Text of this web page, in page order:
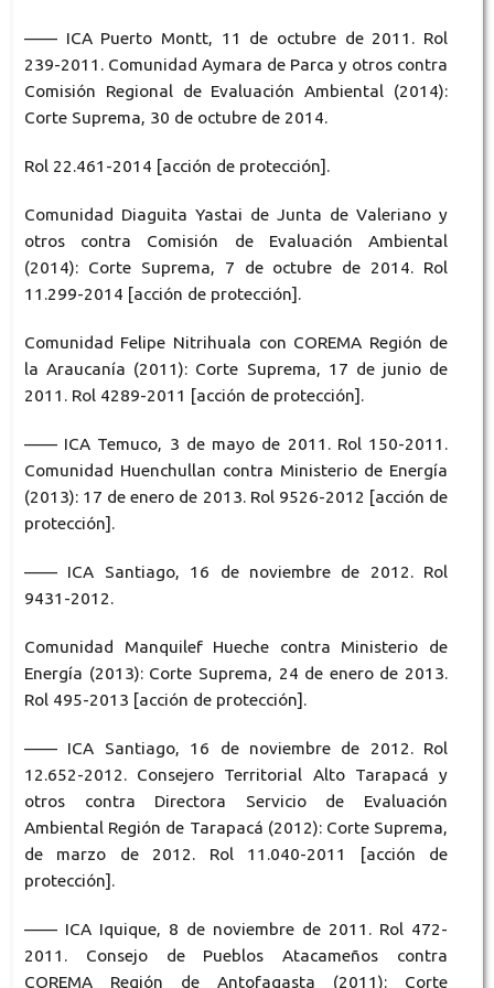
—— ICA Puerto Montt, 11 de octubre de 2011. Rol
239-2011. Comunidad Aymara de Parca y otros contra
Comisión Regional de Evaluación Ambiental (2014):
Corte Suprema, 30 de octubre de 2014.
Rol 22.461-2014 [acción de protección].
Comunidad Diaguita Yastai de Junta de Valeriano y
otros contra Comisión de Evaluación Ambiental
(2014): Corte Suprema, 7 de octubre de 2014. Rol
11.299-2014 [acción de protección].
Comunidad Felipe Nitrihuala con COREMA Región de
la Araucanía (2011): Corte Suprema, 17 de junio de
2011. Rol 4289-2011 [acción de protección].
—— ICA Temuco, 3 de mayo de 2011. Rol 150-2011.
Comunidad Huenchullan contra Ministerio de Energía
(2013): 17 de enero de 2013. Rol 9526-2012 [acción de
protección].
—— ICA Santiago, 16 de noviembre de 2012. Rol
9431-2012.
Comunidad Manquilef Hueche contra Ministerio de
Energía (2013): Corte Suprema, 24 de enero de 2013.
Rol 495-2013 [acción de protección].
—— ICA Santiago, 16 de noviembre de 2012. Rol
12.652-2012. Consejero Territorial Alto Tarapacá y
otros contra Directora Servicio de Evaluación
Ambiental Región de Tarapacá (2012): Corte Suprema,
de marzo de 2012. Rol 11.040-2011 [acción de
protección].
—— ICA Iquique, 8 de noviembre de 2011. Rol 472-
2011. Consejo de Pueblos Atacameños contra
COREMA Región de Antofagasta (2011): Corte